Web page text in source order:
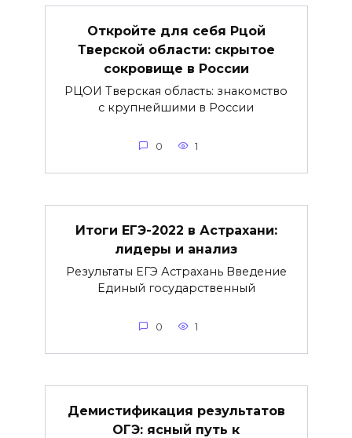
Откройте для себя Рцой
Тверской области: скрытое
сокровище в России
РЦОИ Тверская область: знакомство
с крупнейшими в России
0 1
Итоги ЕГЭ-2022 в Астрахани:
лидеры и анализ
Результаты ЕГЭ Астрахань Введение
Единый государственный
0 1
Демистификация результатов
ОГЭ: ясный путь к